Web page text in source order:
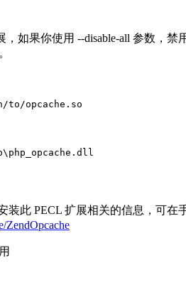
，如果你使用 --disable-all 参数，
to/opcache.so
装此 PECL 扩展相关的信息，可
ZendOpcache